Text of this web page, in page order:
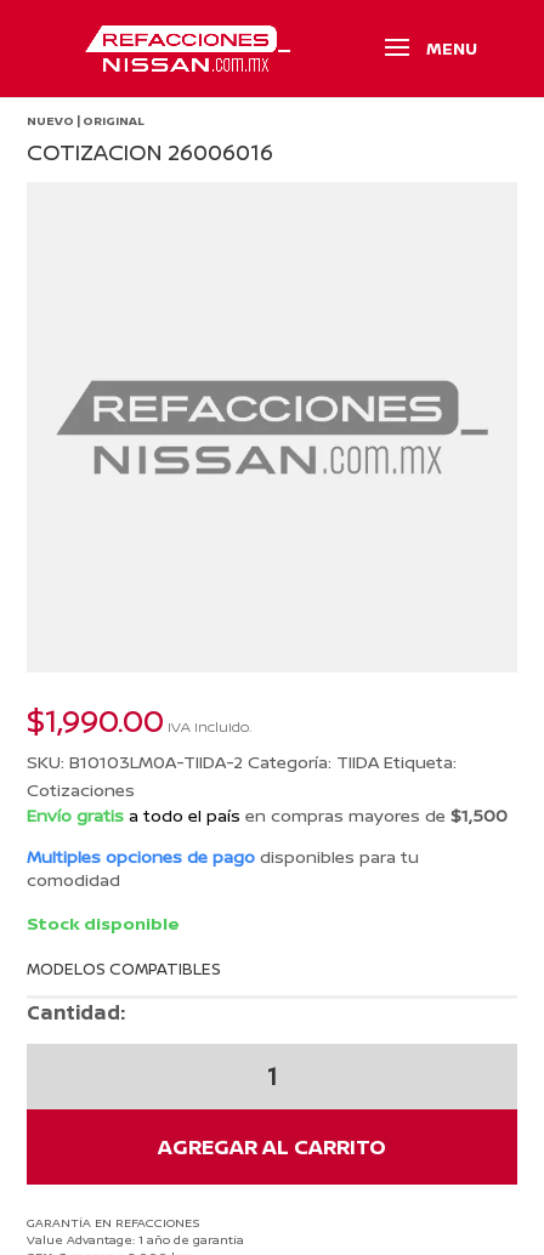
NUEVO | ORIGINAL
COTIZACION 26006016
$1,990.00 IVA incluido.
SKU:B10103LM0A-TIIDA-2 Categoría: TIIDA Etiqueta:
Cotizaciones
Envío gratis a todo el paísen compras mayores de$1,500
Multiples opciones de pagodisponibles para tu
comodidad
Stock disponible
MODELOS COMPATIBLES
Cantidad:
cantidad
AGREGAR AL CARRITO
GARANTÍA EN REFACCIONES
Value Advantage: 1 año de garantía